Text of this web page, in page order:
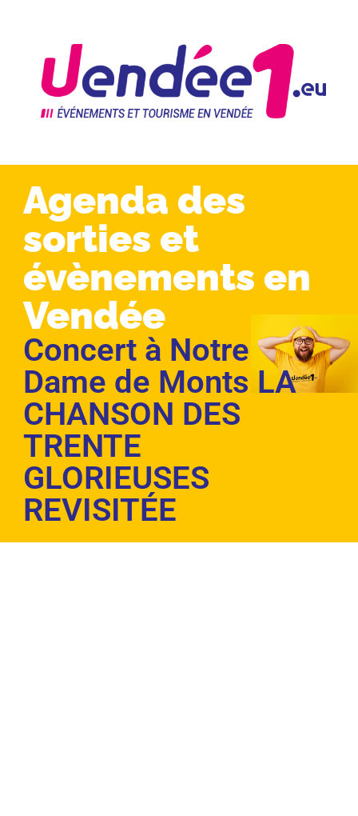
Agenda des
sorties et
évènements en
Vendée
Concert à Notre
Dame de Monts LA
CHANSON DES
TRENTE
GLORIEUSES
REVISITÉE